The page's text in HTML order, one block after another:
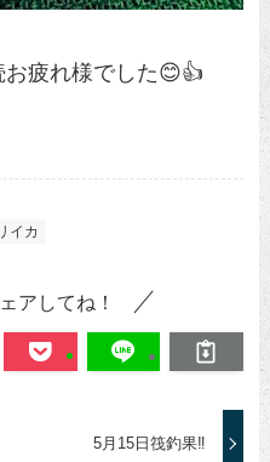
疲れ様でした😊👍
イカ
アしてね！
5月15日筏釣果‼️